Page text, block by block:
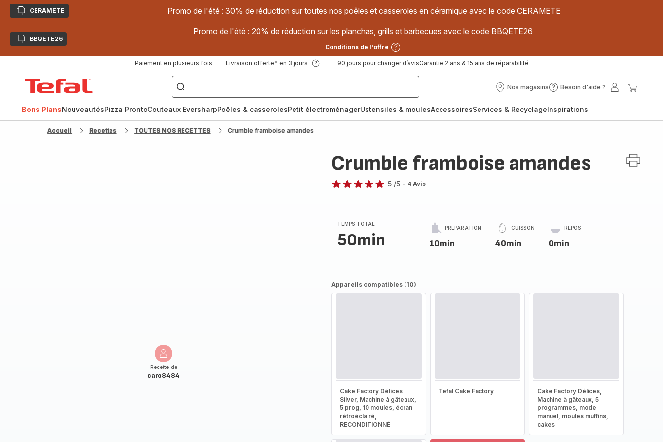
CopierCERAMETE Promo de l'été : 30% de réduction sur toutes nos poêles et casseroles en céramique avec le code CERAMETE
CopierBBQETE26
Promo de l'été : 20% de réduction sur les planchas, grills et barbecues avec le code BBQETE26
Conditions de l'offre
Paiement en plusieurs fois Livraison offerte* en 3 jours 90 jours pour changer d’avisGarantie 2 ans & 15 ans de réparabilité
["Poêles
inox,
Cake
Factory,
Nos magasins
Nos
Besoin d'aide ?
Besoin
?
Mon
Bons PlansNouveautésPizza ProntoCouteaux EversharpPoêles & casserolesPetit électroménagerUstensiles & moulesAccessoiresServices & RecyclageInspirations
Accueil Recettes TOUTES NOS RECETTES Crumble framboise amandes
Recette de
caro8484
Crumble framboise amandes
étoiles
(moyenne)
5 /5 - 4 Avis
TEMPS TOTAL
50min
PRÉPARATION
10min
CUISSON
40min
REPOS
0min
Appareils compatibles (10)
Cake Factory Délices
Silver, Machine à gâteaux,
5 prog, 10 moules, écran
rétroéclairé,
RECONDITIONNÉ
Tefal Cake Factory
Cake Factory Délices,
Machine à gâteaux, 5
programmes, mode
manuel, moules muffins,
cakes